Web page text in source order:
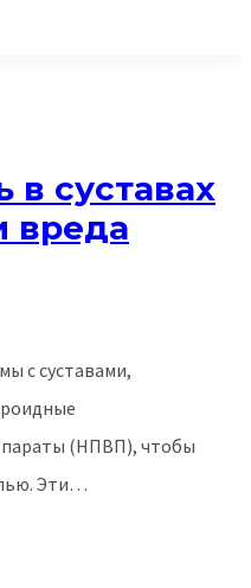
суставах
вреда
с суставами,
(НПВП), чтобы
Эти…